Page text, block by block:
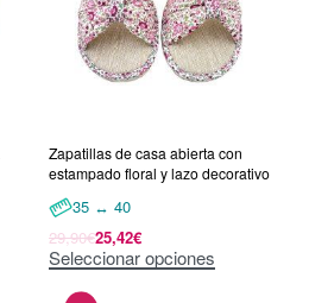
Zapatillas de casa abierta con
estampado floral y lazo decorativo
35 ↔ 40
29,90€25,42€
Seleccionar opciones